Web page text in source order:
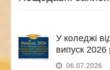
У коледжі
випуск 2026
06.07.2026